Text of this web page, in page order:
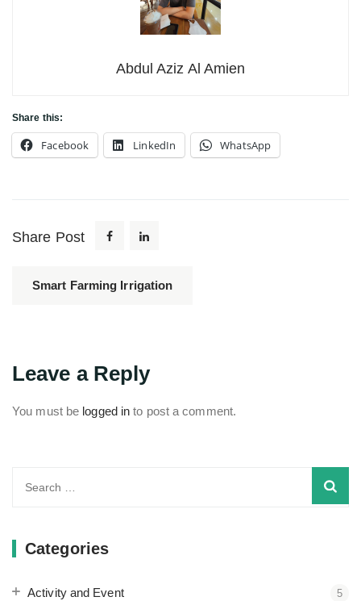
Abdul Aziz Al Amien
Share this:
Facebook LinkedIn WhatsApp
Share Post
Smart Farming Irrigation
Leave a Reply
You must be logged in to post a comment.
Categories
Activity and Event 5